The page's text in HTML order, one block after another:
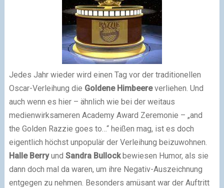
Jedes Jahr wieder wird einen Tag vor der traditionellen
Oscar-Verleihung die Goldene Himbeereverliehen. Und
auch wenn es hier – ähnlich wie bei der weitaus
medienwirksameren Academy Award Zeremonie – „and
the Golden Razzie goes to…“ heißen mag, ist es doch
eigentlich höchst unpopulär der Verleihung beizuwohnen.
Halle Berryund Sandra Bullockbewiesen Humor, als sie
dann doch mal da waren, um ihre Negativ-Auszeichnung
entgegen zu nehmen. Besonders amüsant war der Auftritt